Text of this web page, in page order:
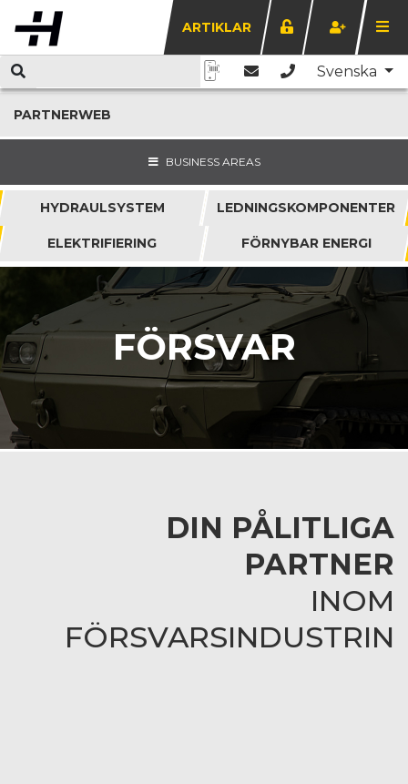
ARTIKLAR
Svenska
PARTNERWEB
BUSINESS AREAS
HYDRAULSYSTEM LEDNINGSKOMPONENTER
ELEKTRIFIERING FÖRNYBAR ENERGI
FÖRSVAR
DIN PÅLITLIGA
PARTNER
INOM
FÖRSVARSINDUSTRIN